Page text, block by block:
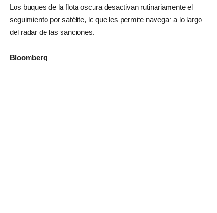
Los buques de la flota oscura desactivan rutinariamente el
seguimiento por satélite, lo que les permite navegar a lo largo
del radar de las sanciones.
Bloomberg